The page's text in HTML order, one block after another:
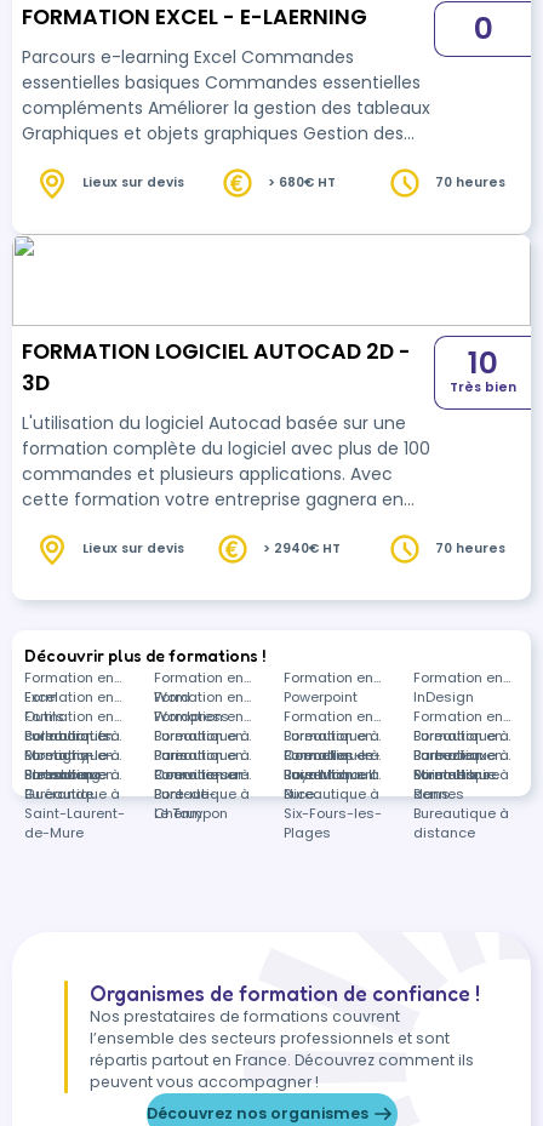
FORMATION EXCEL - E-LAERNING
Parcours e-learning Excel Commandes
essentielles basiques Commandes essentielles
compléments Améliorer la gestion des tableaux
Graphiques et objets graphiques Gestion des
Calculs et outils avancés
0
Lieux sur devis > 680€ HT 70 heures
FORMATION LOGICIEL AUTOCAD 2D -
3D
L'utilisation du logiciel Autocad basée sur une
formation complète du logiciel avec plus de 100
commandes et plusieurs applications. Avec
cette formation votre entreprise gagnera en
répétitives sans valeur ajoutée. Les échanges de
facilités.
10
Très bien
Lieux sur devis > 2940€ HT 70 heures
Découvrir plus de formations !
Formation en
Excel
Formation en
Word
Formation en
Powerpoint
Formation en
InDesign
Formation en
Outils
collaboratifs
Formation en
Wordpress
Formation en
Bureautique à
Montigny-le-
Bretonneux
Formation en
Bureautique à
Paris
Formation en
Bureautique à
Cormelles-le-
Royal
Formation en
Bureautique à
Barbezieux-
Saint-Hilaire
Formation en
Bureautique à
Strasbourg
Formation en
Bureautique à
Courville-sur-
Eure
Formation en
Bureautique à
Baie-Mahault
Formation en
Bureautique à
Miramas
Formation en
Bureautique à
Guérande
Formation en
Bureautique à
Pont-de-
Chéruy
Formation en
Bureautique à
Nice
Formation en
Bureautique à
Rennes
Formation en
Bureautique à
Saint-Laurent-
de-Mure
Formation en
Bureautique à
Le Tampon
Formation en
Bureautique à
Six-Fours-les-
Plages
Formations
dans
Bureautique à
distance
Organismes de formation de confiance !
Nos prestataires de formations couvrent
l’ensemble des secteurs professionnels et sont
répartis partout en France. Découvrez comment ils
peuvent vous accompagner !
Découvrez nos organismes